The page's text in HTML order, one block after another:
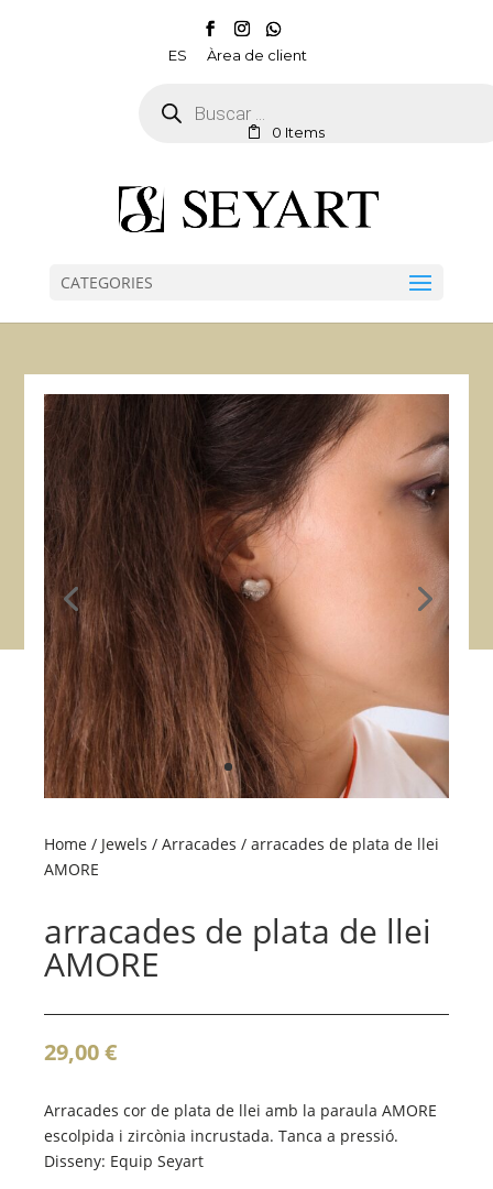
ES Àrea de client
search
0 Items
CATEGORIES
Home / Jewels /Arracades / arracades de plata de llei
AMORE
arracades de plata de llei
AMORE
29,00€
Arracades cor de plata de llei amb la paraula AMORE
escolpida i zircònia incrustada. Tanca a pressió.
Disseny: Equip Seyart